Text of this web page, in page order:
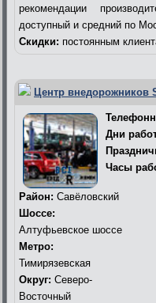
рекомендации
доступный и средний по
Скидки: постоянным
Центр внедорожников
Дни
Часы
Район: Савёловский
Шоссе:
Алтуфьевское шоссе
Метро:
Тимирязевская
Округ: Северо-
Восточный